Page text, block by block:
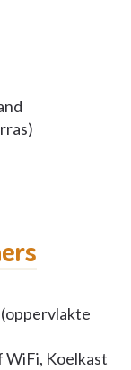
WiFi, Koelkast